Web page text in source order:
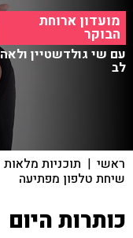
מועדון ארוחת
הבוקר
עם שי גולדשטיין ולאה
לב
ראשי | תוכניות מלאות
שיחת טלפון מפתיעה
כותרות היום